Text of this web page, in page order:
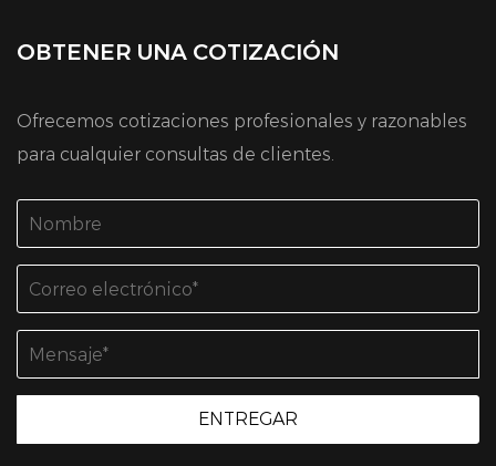
OBTENER UNA COTIZACIÓN
Ofrecemos cotizaciones profesionales y razonables
para cualquier consultas de clientes.